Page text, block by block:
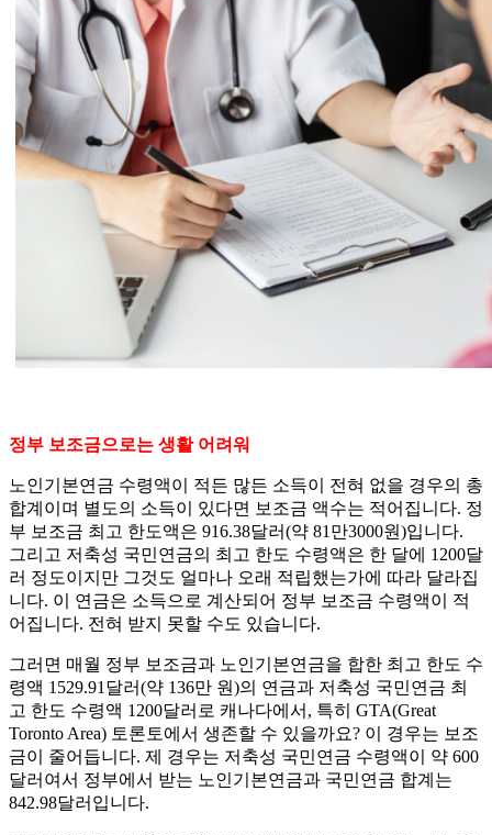
정부 보조금으로는 생활 어려워
노인기본연금 수령액이 적든 많든 소득이 전혀 없을 경우의 총
합계이며 별도의 소득이 있다면 보조금 액수는 적어집니다. 정
부 보조금 최고 한도액은 916.38달러(약 81만3000원)입니다.
그리고 저축성 국민연금의 최고 한도 수령액은 한 달에 1200달
러 정도이지만 그것도 얼마나 오래 적립했는가에 따라 달라집
니다. 이 연금은 소득으로 계산되어 정부 보조금 수령액이 적
어집니다. 전혀 받지 못할 수도 있습니다.
그러면 매월 정부 보조금과 노인기본연금을 합한 최고 한도 수
령액 1529.91달러(약 136만 원)의 연금과 저축성 국민연금 최
고 한도 수령액 1200달러로 캐나다에서, 특히 GTA(Great
Toronto Area) 토론토에서 생존할 수 있을까요? 이 경우는 보조
금이 줄어듭니다. 제 경우는 저축성 국민연금 수령액이 약 600
달러여서 정부에서 받는 노인기본연금과 국민연금 합계는
842.98달러입니다.